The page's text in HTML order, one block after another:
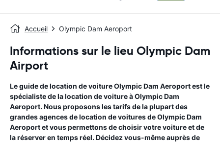
Accueil Olympic Dam Aeroport
Informations sur le lieu Olympic Dam
Airport
Le guide de location de voitureOlympic Dam Aeroportest le
spécialiste de la location de voiture àOlympic Dam
Aeroport. Nous proposons les tarifs de la plupart des
grandes agences de location de voitures deOlympic Dam
Aeroportet vous permettons de choisir votre voiture et de
la réserver en temps réel. Décidez vous-même auprès de